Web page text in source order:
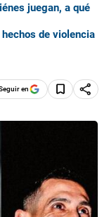
juegan, a qué
de violencia
en